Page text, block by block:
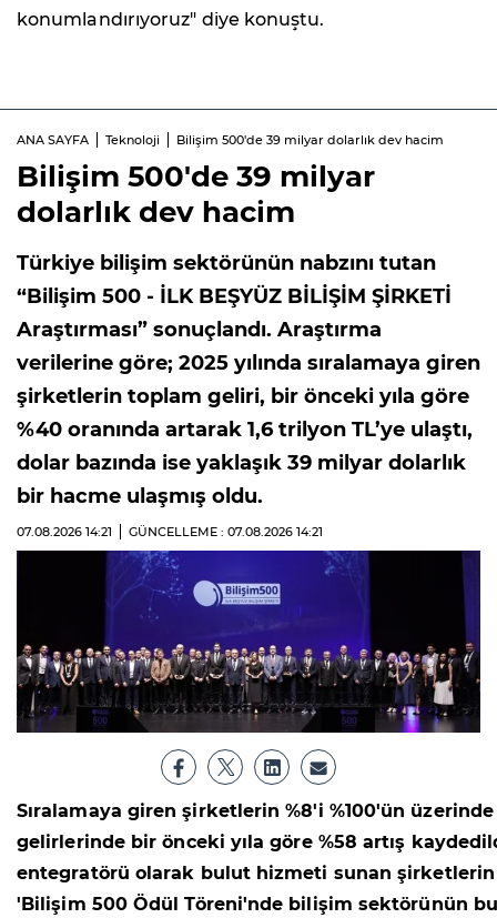
konumlandırıyoruz" diye konuştu.
ANA SAYFA Teknoloji Bilişim 500'de 39 milyar dolarlık dev hacim
Bilişim 500'de 39 milyar
dolarlık dev hacim
Türkiye bilişim sektörünün nabzını tutan
“Bilişim 500 - İLK BEŞYÜZ BİLİŞİM ŞİRKETİ
Araştırması” sonuçlandı. Araştırma
verilerine göre; 2025 yılında sıralamaya giren
şirketlerin toplam geliri, bir önceki yıla göre
%40 oranında artarak 1,6 trilyon TL’ye ulaştı,
dolar bazında ise yaklaşık 39 milyar dolarlık
bir hacme ulaşmış oldu.
07.08.2026 14:21 GÜNCELLEME : 07.08.2026 14:21
Sıralamaya giren şirketlerin %8'i %100'ün
gelirlerinde bir önceki yıla göre %58 artış
entegratörü olarak bulut hizmeti sunan şirketlerin
'Bilişim 500 Ödül Töreni'nde bilişim sektörünün